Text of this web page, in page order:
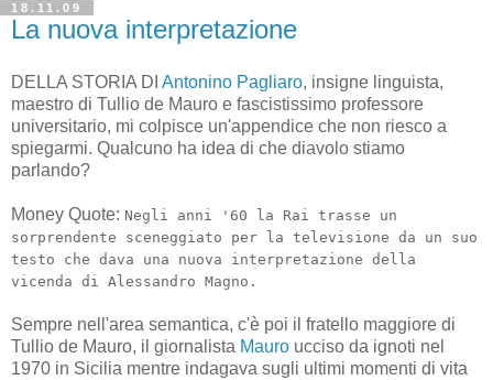
18.11.09
La nuova interpretazione
DELLA STORIA DI Antonino Pagliaro, insigne linguista,
maestro di Tullio de Mauro e fascistissimo professore
universitario, mi colpisce un'appendice che non riesco a
spiegarmi. Qualcuno ha idea di che diavolo stiamo
parlando?
Money Quote: Negli anni '60 la Rai trasse un
sorprendente sceneggiato per la televisione da un suo
testo che dava una nuova interpretazione della
vicenda di Alessandro Magno.
Sempre nell'area semantica, c'è poi il fratello maggiore di
Tullio de Mauro, il giornalista Mauro ucciso da ignoti nel
1970 in Sicilia mentre indagava sugli ultimi momenti di vita